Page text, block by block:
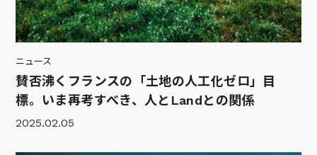
ニュース
賛否沸くフランスの「土地の人工化ゼロ」目
標。いま再考すべき、人とLandとの関係
2025.02.05